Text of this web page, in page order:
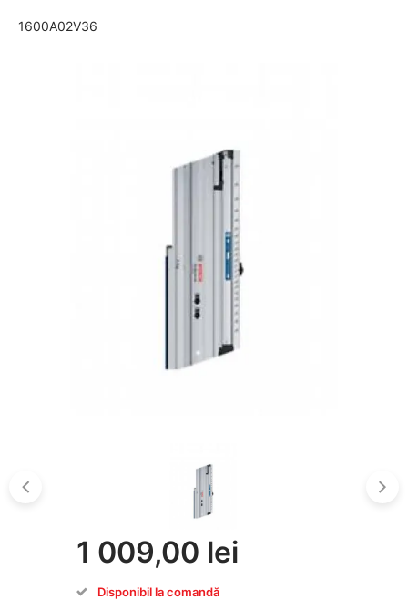
1600A02V36
1 009,00 lei
Disponibil la comandă